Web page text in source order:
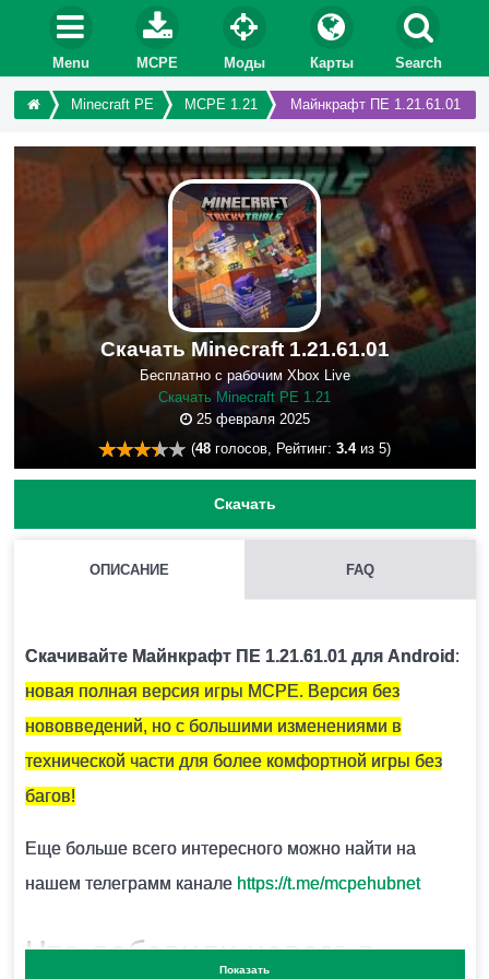
Menu MCPE Моды Карты Search
Minecraft PE MCPE 1.21 Майнкрафт ПЕ 1.21.61.01
Скачать Minecraft 1.21.61.01
Бесплатно с рабочим Xbox Live
Скачать Minecraft PE 1.21
25 февраля 2025
(48 голосов, Рейтинг: 3.4из 5)
Скачать
ОПИСАНИЕ FAQ
Скачивайте Майнкрафт ПЕ 1.21.61.01 для Android :
новая полная версия игры MCPE. Версия без
нововведений, но с большими изменениями в
технической части для более комфортной игры без
багов!
Еще больше всего интересного можно найти на
нашем телеграмм канале https://t.me/mcpehubnet
Что добавили нового в
Показать
ЧЕМ ОТКАПЫВАТЬ ПОДОЗРИТЕЛЬНЫЙ ПЕСОК?
Для этого есть специальная кисточка.
ОПАСЕН ЛИ СНИФФЕР ДЛЯ ИГРОКА?